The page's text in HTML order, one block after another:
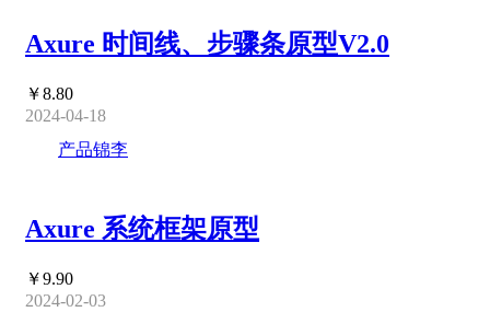
Axure 时间线、步骤条原型V2.0
￥8.80
2024-04-18
产品锦李
Axure 系统框架原型
￥9.90
2024-02-03